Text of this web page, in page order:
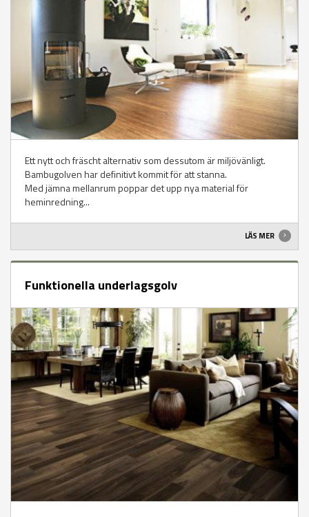
Ett nytt och fräscht alternativ som dessutom är miljövänligt.
Bambugolven har definitivt kommit för att stanna.
Med jämna mellanrum poppar det upp nya material för
heminredning...
LÄS MER
Funktionella underlagsgolv